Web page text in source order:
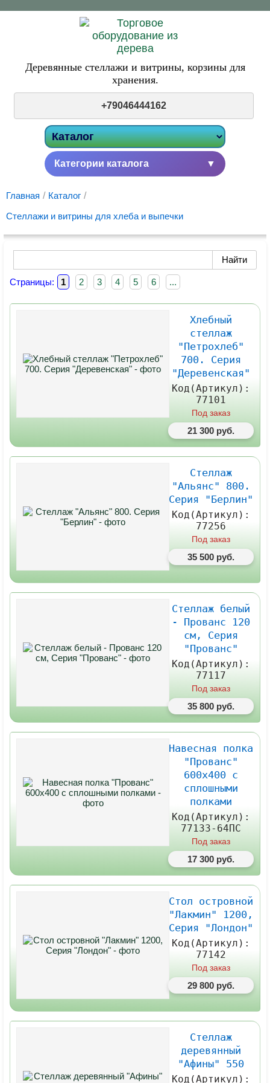
Деревянные стеллажи и витрины, корзины для
хранения.
+79046444162
Категории каталога ▼
Главная / Каталог /
Стеллажи и витрины для хлеба и выпечки
Страницы: 1 2 3 4 5 6 ...
Хлебный
стеллаж
"Петрохлеб"
700. Серия
"Деревенская"
Код(Артикул):
77101
Под заказ
21 300 руб.
Стеллаж
"Альянс" 800.
Серия "Берлин"
Код(Артикул):
77256
Под заказ
35 500 руб.
Стеллаж белый
- Прованс 120
см, Серия
"Прованс"
Код(Артикул):
77117
Под заказ
35 800 руб.
Навесная полка
"Прованс"
600х400 с
сплошными
полками
Код(Артикул):
77133-64ПС
Под заказ
17 300 руб.
Стол островной
"Лакмин" 1200,
Серия "Лондон"
Код(Артикул):
77142
Под заказ
29 800 руб.
Стеллаж
деревянный
"Афины" 550
Код(Артикул):